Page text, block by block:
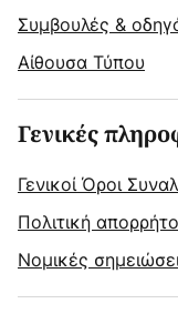
Συμβουλές &
Αίθουσα Τύπου
Γενικές
Γενικοί Όροι
Πολιτική
Νομικές